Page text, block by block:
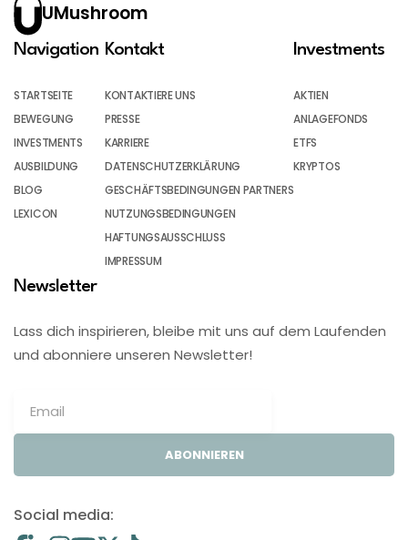
UMushroom
Navigation
STARTSEITE
BEWEGUNG
INVESTMENTS
AUSBILDUNG
BLOG
LEXICON
Kontakt
KONTAKTIERE UNS
PRESSE
KARRIERE
DATENSCHUTZERKLÄRUNG
GESCHÄFTSBEDINGUNGEN PARTNERS
NUTZUNGSBEDINGUNGEN
HAFTUNGSAUSSCHLUSS
IMPRESSUM
Investments
AKTIEN
ANLAGEFONDS
ETFS
KRYPTOS
Newsletter
Lass dich inspirieren, bleibe mit uns auf dem Laufenden
und abonniere unseren Newsletter!
ABONNIEREN
Social media: